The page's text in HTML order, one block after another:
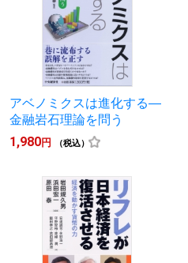
アベノミクスは進化する―
金融岩石理論を問う
1,980円 （税込）